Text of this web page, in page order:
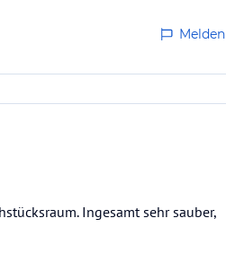
Melden
Ingesamt sehr sauber,